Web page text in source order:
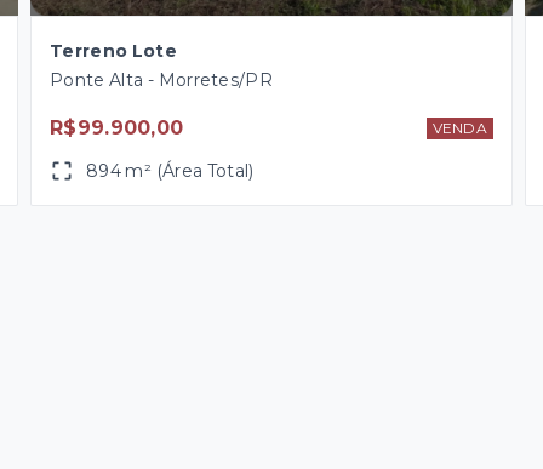
Terreno Lote
Ponte Alta - Morretes/PR
R$99.900,00 VENDA
894 m² (Área Total)